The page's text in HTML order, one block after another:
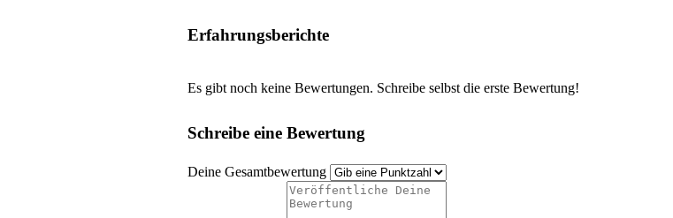
Erfahrungsberichte
Es gibt noch keine Bewertungen. Schreibe selbst die erste Bewertung!
Schreibe eine Bewertung
Deine Gesamtbewertung